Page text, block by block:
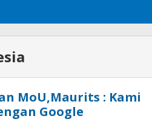
MoU,Maurits : Kami
Google